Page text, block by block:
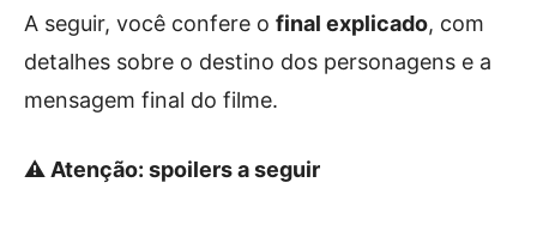
A seguir, você confere o final explicado, com
detalhes sobre o destino dos personagens e a
mensagem final do filme.
⚠️ Atenção: spoilers a seguir